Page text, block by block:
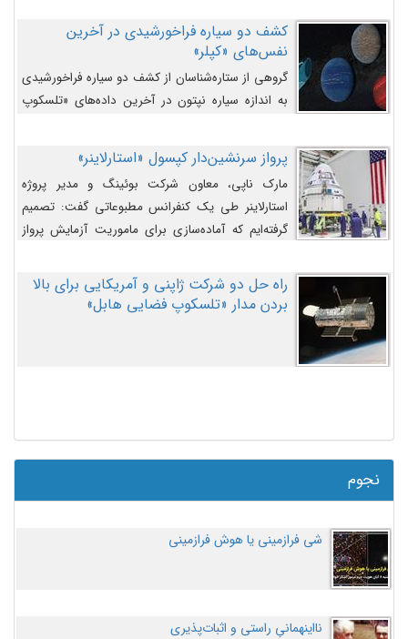
کشف دو سیاره فراخورشیدی در آخرین
نفس‌های «کپلر»
گروهی از ستاره‌شناسان از کشف دو سیاره فراخورشیدی
به اندازه سیاره نپتون در آخرین داده‌های «تلسکوپ
پرواز سرنشین‌دار کپسول «استارلاینر»
مارک ناپی، معاون شرکت بوئینگ و مدیر پروژه
استارلاینر طی یک کنفرانس مطبوعاتی گفت: تصمیم
گرفته‌ایم که آماده‌سازی برای ماموریت آزمایش پرواز
اصلاح کنیم.
راه حل دو شرکت ژاپنی و آمریکایی برای بالا
بردن مدار «تلسکوپ فضایی هابل»
نجوم
شی فرازمینی یا هوش فرازمینی
نااینهمانیِ راستی و اثبات‌پذیری